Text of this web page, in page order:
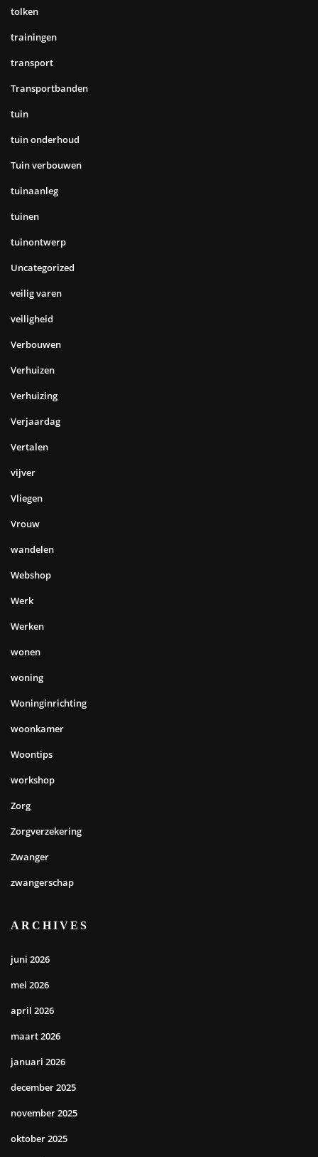
tolken
trainingen
transport
Transportbanden
tuin
tuin onderhoud
Tuin verbouwen
tuinaanleg
tuinen
tuinontwerp
Uncategorized
veilig varen
veiligheid
Verbouwen
Verhuizen
Verhuizing
Verjaardag
Vertalen
vijver
Vliegen
Vrouw
wandelen
Webshop
Werk
Werken
wonen
woning
Woninginrichting
woonkamer
Woontips
workshop
Zorg
Zorgverzekering
Zwanger
zwangerschap
ARCHIVES
juni 2026
mei 2026
april 2026
maart 2026
januari 2026
december 2025
november 2025
oktober 2025